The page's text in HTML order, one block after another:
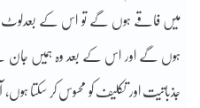
میں فاقے ہوں گے تو اس کے بعدلوٹ
ہوں گے اور اس کے بعد وہ ہمیں جان
جذباتیت اور تکلیف کو محسوس کر سکتا